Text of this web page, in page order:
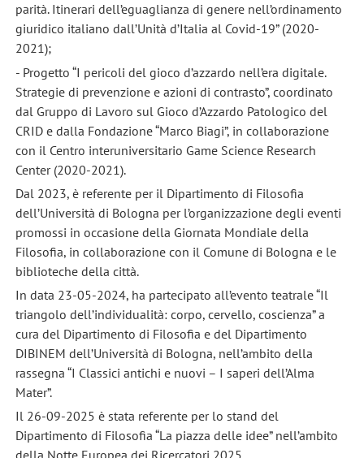
parità. Itinerari dell’eguaglianza di genere nell’ordinamento
giuridico italiano dall’Unità d’Italia al Covid-19” (2020-
2021);
- Progetto “I pericoli del gioco d’azzardo nell’era digitale.
Strategie di prevenzione e azioni di contrasto”, coordinato
dal Gruppo di Lavoro sul Gioco d’Azzardo Patologico del
CRID e dalla Fondazione “Marco Biagi”, in collaborazione
con il Centro interuniversitario Game Science Research
Center (2020-2021).
Dal 2023, è referente per il Dipartimento di Filosofia
dell’Università di Bologna per l’organizzazione degli eventi
promossi in occasione della Giornata Mondiale della
Filosofia, in collaborazione con il Comune di Bologna e le
biblioteche della città.
In data 23-05-2024, ha partecipato all’evento teatrale “Il
triangolo dell’individualità: corpo, cervello, coscienza” a
cura del Dipartimento di Filosofia e del Dipartimento
DIBINEM dell’Università di Bologna, nell’ambito della
rassegna “I Classici antichi e nuovi – I saperi dell’Alma
Mater”.
Il 26-09-2025 è stata referente per lo stand del
Dipartimento di Filosofia “La piazza delle idee” nell’ambito